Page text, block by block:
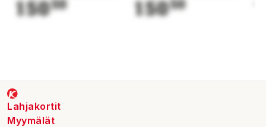
15050 15050
Lahjakortit
Myymälät